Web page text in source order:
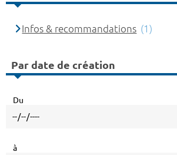
Infos & recommandations (1)
Par date de création
Du
à